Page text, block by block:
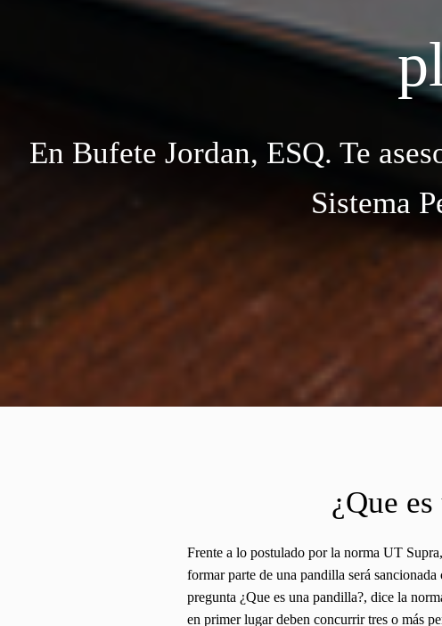
En Bufete Jordan, ESQ. Te
Sistema
¿Que
Frente a lo postulado por la norma UT
formar parte de una pandilla será
pregunta ¿Que es una pandilla?, dice la
en primer lugar deben concurrir tres o más